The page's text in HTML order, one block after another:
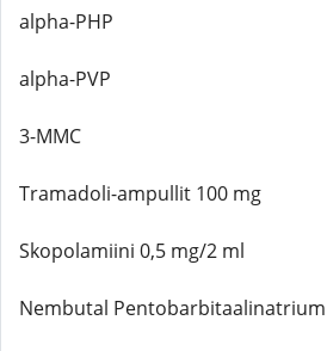
alpha-PHP
alpha-PVP
3-MMC
Tramadoli-ampullit 100 mg
Skopolamiini 0,5 mg/2 ml
Nembutal Pentobarbitaalinatrium